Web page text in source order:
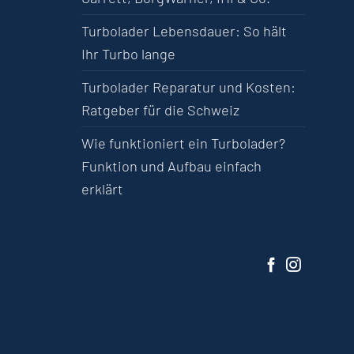
Turbolader Lebensdauer: So hält
Ihr Turbo lange
Turbolader Reparatur und Kosten:
Ratgeber für die Schweiz
Wie funktioniert ein Turbolader?
Funktion und Aufbau einfach
erklärt